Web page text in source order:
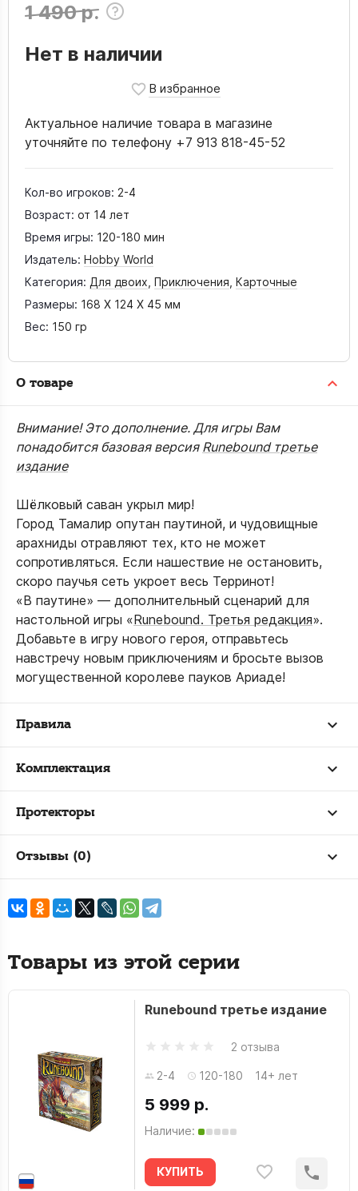
1 490 р.
Нет в наличии
Актуальное наличие товара в магазине
уточняйте по телефону +7 913 818-45-52
Кол-во игроков: 2-4
Возраст: от 14 лет
Время игры: 120-180 мин
Издатель: Hobby World
Категория: Для двоих Приключения Карточные
Размеры: 168 X 124 X 45 мм
Вес: 150 гр
О товаре
Внимание! Это дополнение. Для игры Вам
понадобится базовая версия Runebound третье
издание
Шёлковый саван укрыл мир!
Город Тамалир опутан паутиной, и чудовищные
арахниды отравляют тех, кто не может
сопротивляться. Если нашествие не остановить,
скоро паучья сеть укроет весь Терринот!
«В паутине» — дополнительный сценарий для
настольной игры «Runebound. Третья редакция».
Добавьте в игру нового героя, отправьтесь
навстречу новым приключениям и бросьте вызов
могущественной королеве пауков Ариаде!
Правила
Комплектация
Протекторы
Отзывы (0)
Товары из этой серии
Runebound третье издание
2 отзыва
2-4 120-180 14+ лет
5 999 р.
Наличие:
КУПИТЬ